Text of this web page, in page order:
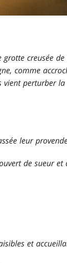
grotte creusée
comme
vient perturber la
leur
de sueur et
et